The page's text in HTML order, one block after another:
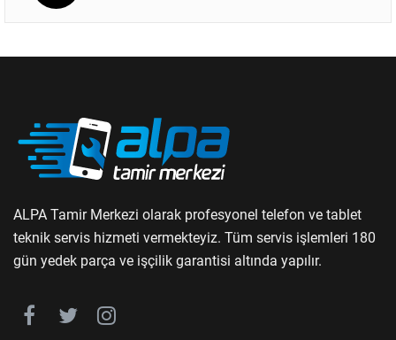
ALPA Tamir Merkezi olarak profesyonel telefon ve tablet
teknik servis hizmeti vermekteyiz. Tüm servis işlemleri 180
gün yedek parça ve işçilik garantisi altında yapılır.